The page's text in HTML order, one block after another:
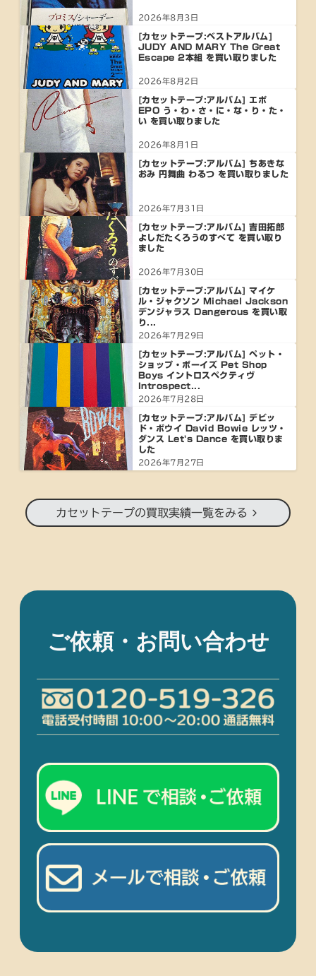
2026年8月3日
[カセットテープ:ベストアルバム]
JUDY AND MARY The Great
Escape 2本組 を買い取りました
2026年8月2日
[カセットテープ:アルバム] エポ
EPO う・わ・さ・に・な・り・た・
い を買い取りました
2026年8月1日
[カセットテープ:アルバム] ちあきな
おみ 円舞曲 わるつ を買い取りました
2026年7月31日
[カセットテープ:アルバム] 吉田拓郎
よしだたくろうのすべて を買い取り
ました
2026年7月30日
[カセットテープ:アルバム] マイケ
ル・ジャクソン Michael Jackson
デンジャラス Dangerous を買い取
り...
2026年7月29日
[カセットテープ:アルバム] ペット・
ショップ・ボーイズ Pet Shop
Boys イントロスペクティヴ
Introspect...
2026年7月28日
[カセットテープ:アルバム] デビッ
ド・ボウイ David Bowie レッツ・
ダンス Let's Dance を買い取りま
した
2026年7月27日
カセットテープの買取実績一覧をみる
ご依頼・お問い合わせ